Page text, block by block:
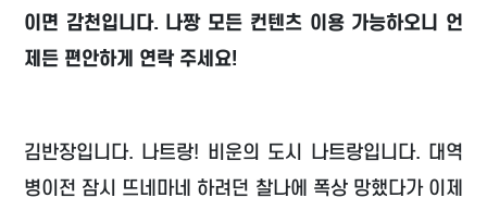
이면 감천입니다. 나짱 모든 컨텐츠 이용 가능하오니 언
제든 편안하게 연락 주세요!
김반장입니다. 나트랑! 비운의 도시 나트랑입니다. 대역
병이전 잠시 뜨네마네 하려던 찰나에 폭상 망했다가 이제